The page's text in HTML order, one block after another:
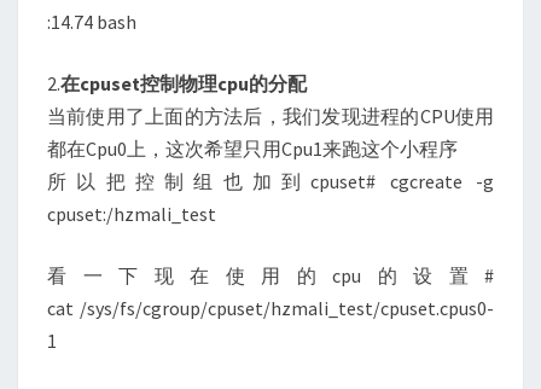
:14.74 bash
2.在cpuset控制物理cpu的分配
当前使用了上面的方法后，我们发现进程的CPU使用
都在Cpu0上，这次希望只用Cpu1来跑这个小程序
所以把控制组也加到cpuset# cgcreate -g
cpuset:/hzmali_test
看一下现在使用的cpu的设置#
cat /sys/fs/cgroup/cpuset/hzmali_test/cpuset.cpus0-
1